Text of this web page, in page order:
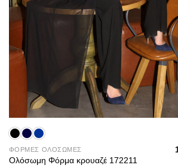
ΦΟΡΜΕΣ ΟΛΟΣΩΜΕΣ
Ολόσωμη Φόρμα κρουαζέ 172211